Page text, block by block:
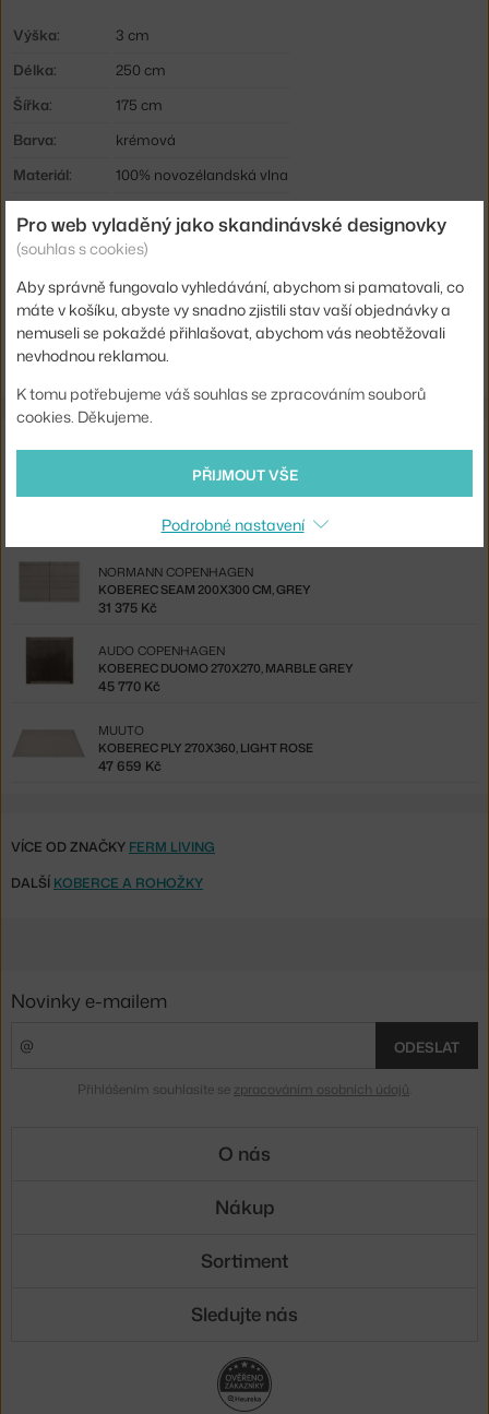
Výška:
3 cm
Délka:
250 cm
Šířka:
175 cm
Barva:
krémová
Materiál:
100% novozélandská vlna
Kód produktu FER-1104266305
EAN
5704723292715
Ste zo Slovenska? Prejdite naKoberec Forma, Off-white
Shopping from the EU? Switch to
BOLIA
KOBEREC SEAM 200X300 CM, GREY
NORMANN COPENHAGEN
31 375 Kč
KOBEREC DUOMO 270X270, MARBLE GREY
AUDO COPENHAGEN
45 770 Kč
KOBEREC PLY 270X360, LIGHT ROSE
MUUTO
47 659 Kč
VÍCE OD ZNAČKY FERM LIVING
DALŠÍ KOBERCE A ROHOŽKY
Pro web vyladěný jako skandinávské designovky
(souhlas s cookies)
Aby správně fungovalo vyhledávání, abychom si pamatovali, co
máte v košíku, abyste vy snadno zjistili stav vaší objednávky a
nemuseli se pokaždé přihlašovat, abychom vás neobtěžovali
nevhodnou reklamou.
K tomu potřebujeme váš souhlas se zpracováním souborů
cookies. Děkujeme.
PŘIJMOUT VŠE
Podrobné nastavení
Novinky e-mailem
ODESLAT
Přihlášením souhlasíte se zpracováním osobních údajů
O nás
Nákup
Sortiment
Sledujte nás